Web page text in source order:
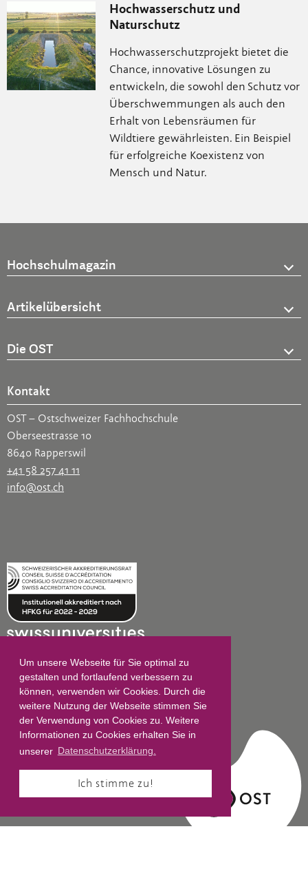
Um unsere Webseite für Sie optimal zu
gestalten und fortlaufend verbessern zu
können, verwenden wir Cookies. Durch die
weitere Nutzung der Webseite stimmen Sie
der Verwendung von Cookies zu. Weitere
Informationen zu Cookies erhalten Sie in
unserer Datenschutzerklärung.
Ich stimme zu!
Hochwasserschutz und
Naturschutz
Hochwasserschutzprojekt bietet die
Chance, innovative Lösungen zu
entwickeln, die sowohl den Schutz vor
Überschwemmungen als auch den
Erhalt von Lebensräumen für
Wildtiere gewährleisten. Ein Beispiel
für erfolgreiche Koexistenz von
Mensch und Natur.
Hochschulmagazin
Artikelübersicht
Die OST
Kontakt
OST – Ostschweizer Fachhochschule
Oberseestrasse 10
8640 Rapperswil
+41 58 257 41 11
info@ost.ch
Impressum
Datenschutz
AGB